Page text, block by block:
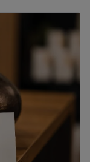
21:00
21:00
11:00
21:00
10:00–19:00
baltų kerai
pasijusite lyg
Jus